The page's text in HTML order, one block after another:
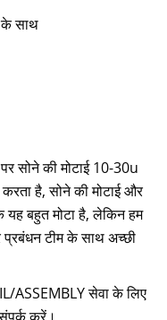
साथ
सोने की मोटाई 10-30u
है, सोने की मोटाई और
यह बहुत मोटा है, लेकिन हम
टीम के साथ अच्छी
ASSEMBLY सेवा के लिए